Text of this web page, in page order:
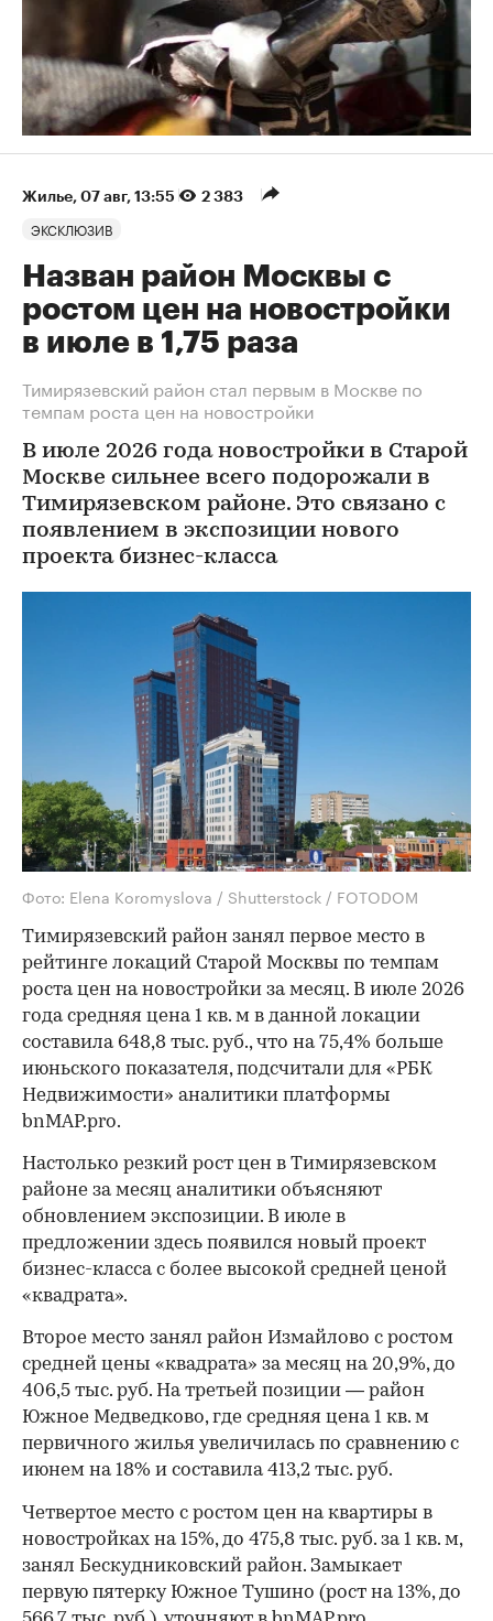
Жилье 07 авг, 13:55 2 383
ЭКСКЛЮЗИВ
Назван район Москвы с
ростом цен на новостройки
в июле в 1,75 раза
Тимирязевский район стал первым в Москве по
темпам роста цен на новостройки
В июле 2026 года новостройки в Старой
Москве сильнее всего подорожали в
Тимирязевском районе. Это связано с
появлением в экспозиции нового
проекта бизнес-класса
Фото: Elena Koromyslova / Shutterstock / FOTODOM
Тимирязевский район занял первое место в
рейтинге локаций Старой Москвы по темпам
роста цен на новостройки за месяц. В июле 2026
года средняя цена 1 кв. м в данной локации
составила 648,8 тыс. руб., что на 75,4% больше
июньского показателя, подсчитали для «РБК
Недвижимости» аналитики платформы
bnMAP.pro.
Настолько резкий рост цен в Тимирязевском
районе за месяц аналитики объясняют
обновлением экспозиции. В июле в
предложении здесь появился новый проект
бизнес-класса с более высокой средней ценой
«квадрата».
Второе место занял район Измайлово с ростом
средней цены «квадрата» за месяц на 20,9%, до
406,5 тыс. руб. На третьей позиции — район
Южное Медведково, где средняя цена 1 кв. м
первичного жилья увеличилась по сравнению с
июнем на 18% и составила 413,2 тыс. руб.
Четвертое место с ростом цен на квартиры в
новостройках на 15%, до 475,8 тыс. руб. за 1 кв. м,
занял Бескудниковский район. Замыкает
первую пятерку Южное Тушино (рост на 13%, до